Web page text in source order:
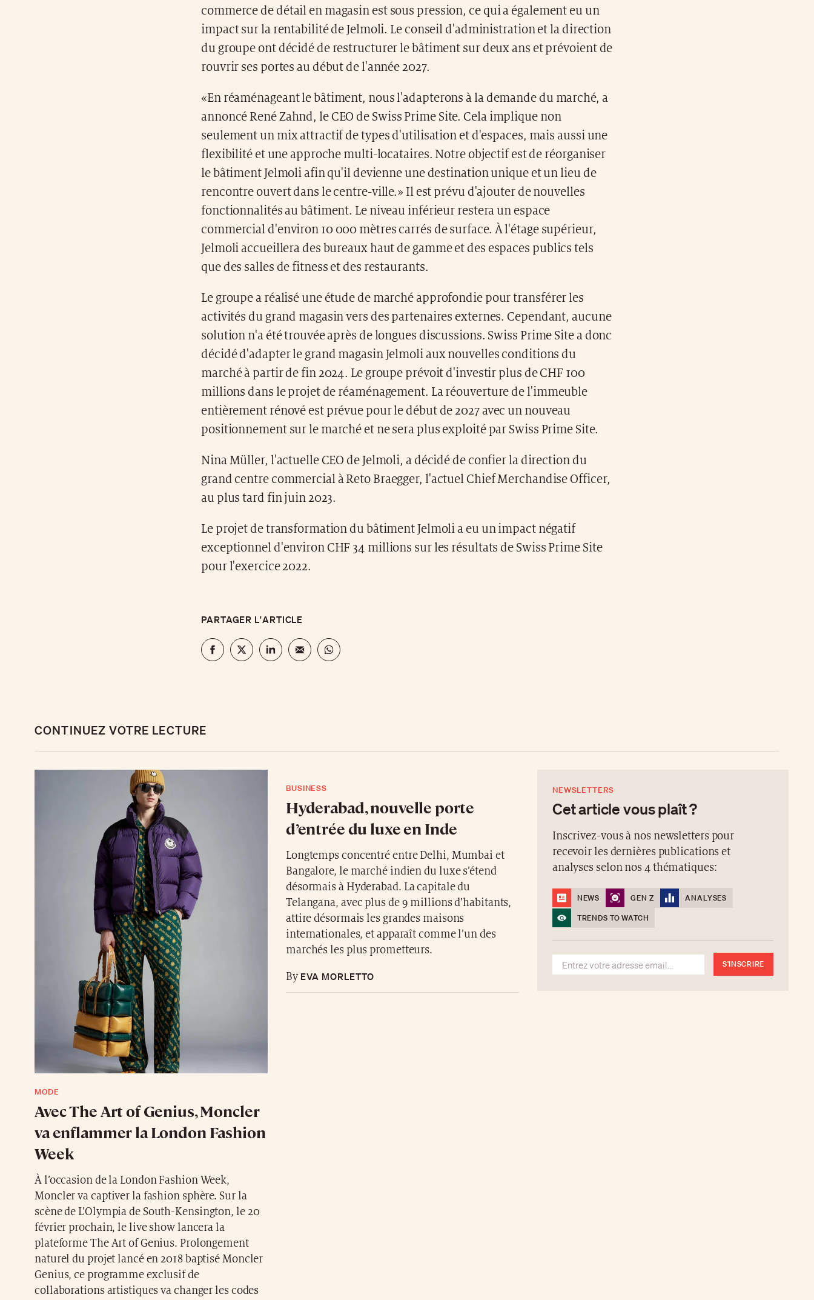
commerce de détail en magasin est sous pression, ce qui a également eu un
impact sur la rentabilité de Jelmoli. Le conseil d'administration et la direction
du groupe ont décidé de restructurer le bâtiment sur deux ans et prévoient de
rouvrir ses portes au début de l'année 2027.
«En réaménageant le bâtiment, nous l'adapterons à la demande du marché, a
annoncé René Zahnd, le CEO de Swiss Prime Site. Cela implique non
seulement un mix attractif de types d'utilisation et d'espaces, mais aussi une
flexibilité et une approche multi-locataires. Notre objectif est de réorganiser
le bâtiment Jelmoli afin qu'il devienne une destination unique et un lieu de
rencontre ouvert dans le centre-ville.» Il est prévu d'ajouter de nouvelles
fonctionnalités au bâtiment. Le niveau inférieur restera un espace
commercial d'environ 10 000 mètres carrés de surface. À l'étage supérieur,
Jelmoli accueillera des bureaux haut de gamme et des espaces publics tels
que des salles de fitness et des restaurants.
Le groupe a réalisé une étude de marché approfondie pour transférer les
activités du grand magasin vers des partenaires externes. Cependant, aucune
solution n'a été trouvée après de longues discussions. Swiss Prime Site a donc
décidé d'adapter le grand magasin Jelmoli aux nouvelles conditions du
marché à partir de fin 2024. Le groupe prévoit d'investir plus de CHF 100
millions dans le projet de réaménagement. La réouverture de l'immeuble
entièrement rénové est prévue pour le début de 2027 avec un nouveau
positionnement sur le marché et ne sera plus exploité par Swiss Prime Site.
Nina Müller, l'actuelle CEO de Jelmoli, a décidé de confier la direction du
grand centre commercial à Reto Braegger, l'actuel Chief Merchandise Officer,
au plus tard fin juin 2023.
Le projet de transformation du bâtiment Jelmoli a eu un impact négatif
exceptionnel d'environ CHF 34 millions sur les résultats de Swiss Prime Site
pour l'exercice 2022.
PARTAGER L'ARTICLE
CONTINUEZ VOTRE LECTURE
MODE
Avec The Art of Genius, Moncler
va enflammer la London Fashion
Week
À l’occasion de la London Fashion Week,
Moncler va captiver la fashion sphère. Sur la
scène de L’Olympia de South-Kensington, le 20
février prochain, le live show lancera la
plateforme The Art of Genius. Prolongement
naturel du projet lancé en 2018 baptisé Moncler
Genius, ce programme exclusif de
collaborations artistiques va changer les codes
BUSINESS
Hyderabad, nouvelle porte
d’entrée du luxe en Inde
Longtemps concentré entre Delhi, Mumbai et
Bangalore, le marché indien du luxe s’étend
désormais à Hyderabad. La capitale du
Telangana, avec plus de 9 millions d’habitants,
attire désormais les grandes maisons
internationales, et apparaît comme l’un des
marchés les plus prometteurs.
ByEVA MORLETTO
NEWSLETTERS
Cet article vous plaît ?
Inscrivez-vous à nos newsletters pour
recevoir les dernières publications et
analyses selon nos 4 thématiques:
NEWS GEN Z
ANALYSES
TRENDS TO WATCH
S'INSCRIRE